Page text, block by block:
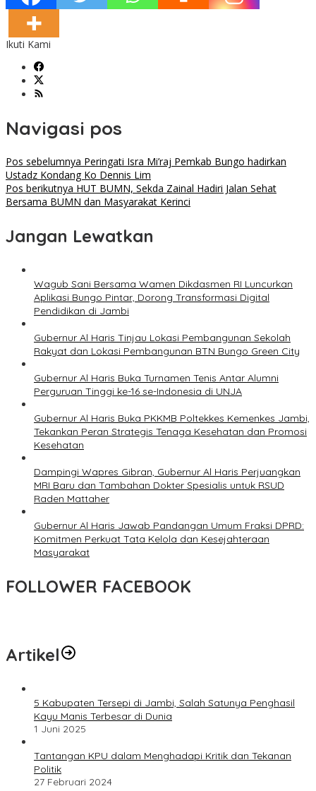
Ikuti Kami
Navigasi pos
Pos sebelumnya Peringati Isra Mi’raj Pemkab Bungo hadirkan
Ustadz Kondang Ko Dennis Lim
Pos berikutnya HUT BUMN, Sekda Zainal Hadiri Jalan Sehat
Bersama BUMN dan Masyarakat Kerinci
Jangan Lewatkan
Wagub Sani Bersama Wamen Dikdasmen RI Luncurkan
Aplikasi Bungo Pintar, Dorong Transformasi Digital
Pendidikan di Jambi
Gubernur Al Haris Tinjau Lokasi Pembangunan Sekolah
Rakyat dan Lokasi Pembangunan BTN Bungo Green City
Gubernur Al Haris Buka Turnamen Tenis Antar Alumni
Perguruan Tinggi ke-16 se-Indonesia di UNJA
Gubernur Al Haris Buka PKKMB Poltekkes Kemenkes Jambi,
Tekankan Peran Strategis Tenaga Kesehatan dan Promosi
Kesehatan
Dampingi Wapres Gibran, Gubernur Al Haris Perjuangkan
MRI Baru dan Tambahan Dokter Spesialis untuk RSUD
Raden Mattaher
Gubernur Al Haris Jawab Pandangan Umum Fraksi DPRD:
Komitmen Perkuat Tata Kelola dan Kesejahteraan
Masyarakat
FOLLOWER FACEBOOK
Artikel
5 Kabupaten Tersepi di Jambi, Salah Satunya Penghasil
Kayu Manis Terbesar di Dunia
1 Juni 2025
Tantangan KPU dalam Menghadapi Kritik dan Tekanan
Politik
27 Februari 2024